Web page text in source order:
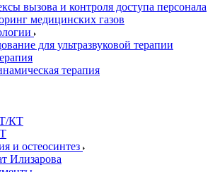
вызова и контроля доступа персонала
медицинских газов
для ультразвуковой терапии
терапия
КТ
и остеосинтез
Илизарова